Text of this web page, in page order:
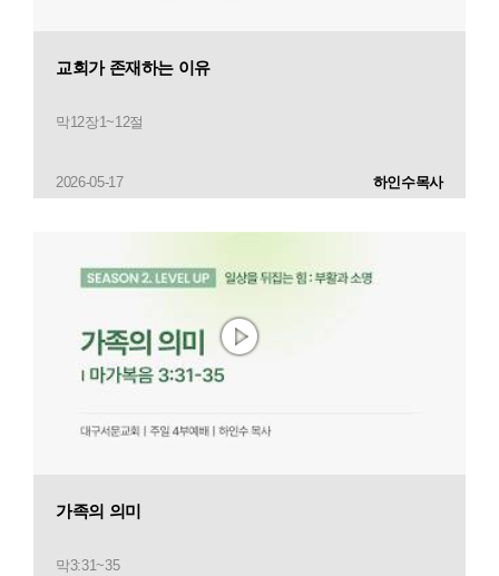
교회가 존재하는 이유
막12장1~12절
2026-05-17 하인수목사
가족의 의미
막3:31~35